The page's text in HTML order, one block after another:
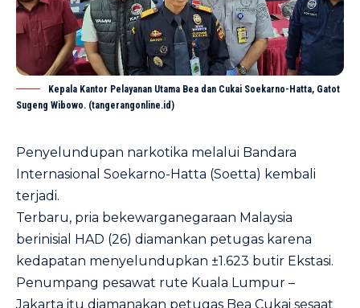
Kepala Kantor Pelayanan Utama Bea dan Cukai Soekarno-Hatta, Gatot
Sugeng Wibowo. (tangerangonline.id)
Penyelundupan narkotika melalui Bandara
Internasional Soekarno-Hatta (Soetta) kembali
terjadi.
Terbaru, pria bekewarganegaraan Malaysia
berinisial HAD (26) diamankan petugas karena
kedapatan menyelundupkan ±1.623 butir Ekstasi.
Penumpang pesawat rute Kuala Lumpur –
Jakarta itu diamanakan petugas Bea Cukai sesaat